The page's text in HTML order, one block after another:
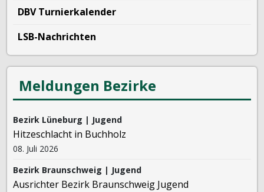
DBV Turnierkalender
LSB-Nachrichten
Meldungen Bezirke
Bezirk Lüneburg | Jugend
Hitzeschlacht in Buchholz
08. Juli 2026
Bezirk Braunschweig | Jugend
Ausrichter Bezirk Braunschweig Jugend